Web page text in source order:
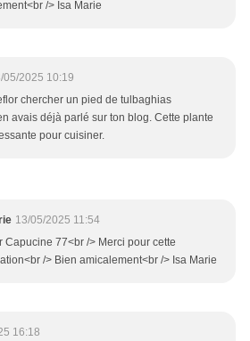
/> Isa Marie
05/2025 10:19
chercher un pied de tulbaghias
avais déjà parlé sur ton blog. Cette plante
pour cuisiner.
13/05/2025 11:54
Capucine 77<br /> Merci pour cette
/> Bien amicalement<br /> Isa Marie
16:18